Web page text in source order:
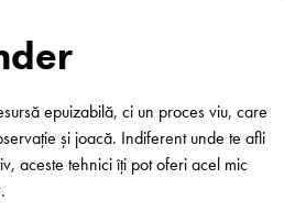
epuizabilă, ci un proces viu, care
și joacă. Indiferent unde te afli
aceste tehnici îți pot oferi acel mic